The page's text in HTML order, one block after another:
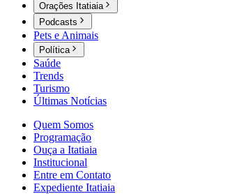
Orações Itatiaia
Podcasts
Pets e Animais
Política
Saúde
Trends
Turismo
Últimas Notícias
Quem Somos
Programação
Ouça a Itatiaia
Institucional
Entre em Contato
Expediente Itatiaia